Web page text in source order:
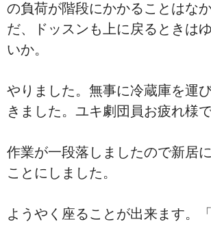
の負荷が階段にかかることはな
だ、ドッスンも上に戻るときは
いか。
やりました。無事に冷蔵庫を運
きました。ユキ劇団員お疲れ様で
作業が一段落しましたので新居
ことにしました。
ようやく座ることが出来ます。